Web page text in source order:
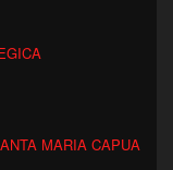
MARIA CAPUA